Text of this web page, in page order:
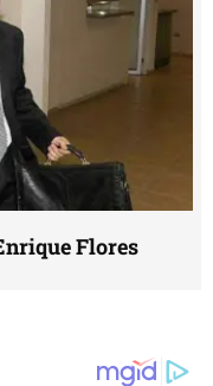
Flores